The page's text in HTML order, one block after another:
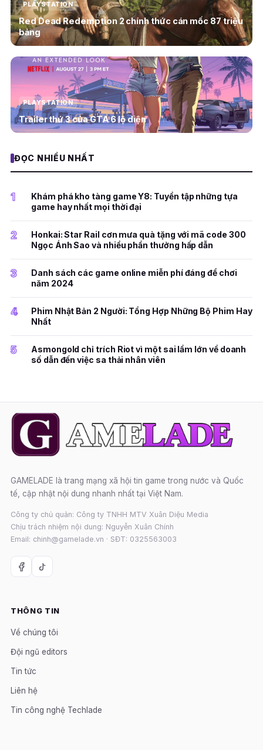
PLAYSTATION
Red Dead Redemption 2 chính thức cán mốc 87 triệu
bảng
PLAYSTATION
Trailer thứ 3 của GTA 6 lộ diện
ĐỌC NHIỀU NHẤT
1
Khám phá kho tàng game Y8: Tuyển tập những tựa
game hay nhất mọi thời đại
2
Honkai: Star Rail cơn mưa quà tặng với mã code 300
Ngọc Ánh Sao và nhiều phần thưởng hấp dẫn
3
Danh sách các game online miễn phí đáng để chơi
năm 2024
4
Phim Nhật Bản 2 Người: Tổng Hợp Những Bộ Phim Hay
Nhất
5
Asmongold chỉ trích Riot vì một sai lầm lớn về doanh
số dẫn đến việc sa thải nhân viên
GAMELADE là trang mạng xã hội tin game trong nước và Quốc
tế, cập nhật nội dung nhanh nhất tại Việt Nam.
Công ty chủ quản: Công ty TNHH MTV Xuân Diệu Media
Chịu trách nhiệm nội dung: Nguyễn Xuân Chính
Email: chinh@gamelade.vn · SĐT: 0325563003
THÔNG TIN
Về chúng tôi
Đội ngũ editors
Tin tức
Liên hệ
Tin công nghệ Techlade